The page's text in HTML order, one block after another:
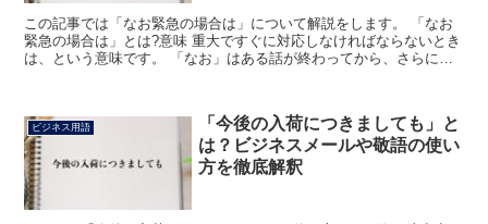
この記事では「なお緊急の場合は」について解説をします。 「なお
緊急の場合は」とは?意味 重大ですぐに対応しなければならないとき
は、という意味です。 「なお」はある話が終わってから、さらに別
ビジネス用語
「今後の入荷につきましても」と
は？ビジネスメールや敬語の使い
方を徹底解釈